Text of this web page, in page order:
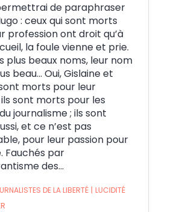
de paraphraser
: ceux qui sont morts
profession ont droit qu’à
la foule vienne et prie.
plus beaux noms, leur nom
beau… Oui, Gislaine et
morts pour leur
sont morts pour les
journalisme ; ils sont
et ce n’est pas
pour leur passion pour
Fauchés par
des…
DE LA LIBERTÉ | LUCIDITÉ